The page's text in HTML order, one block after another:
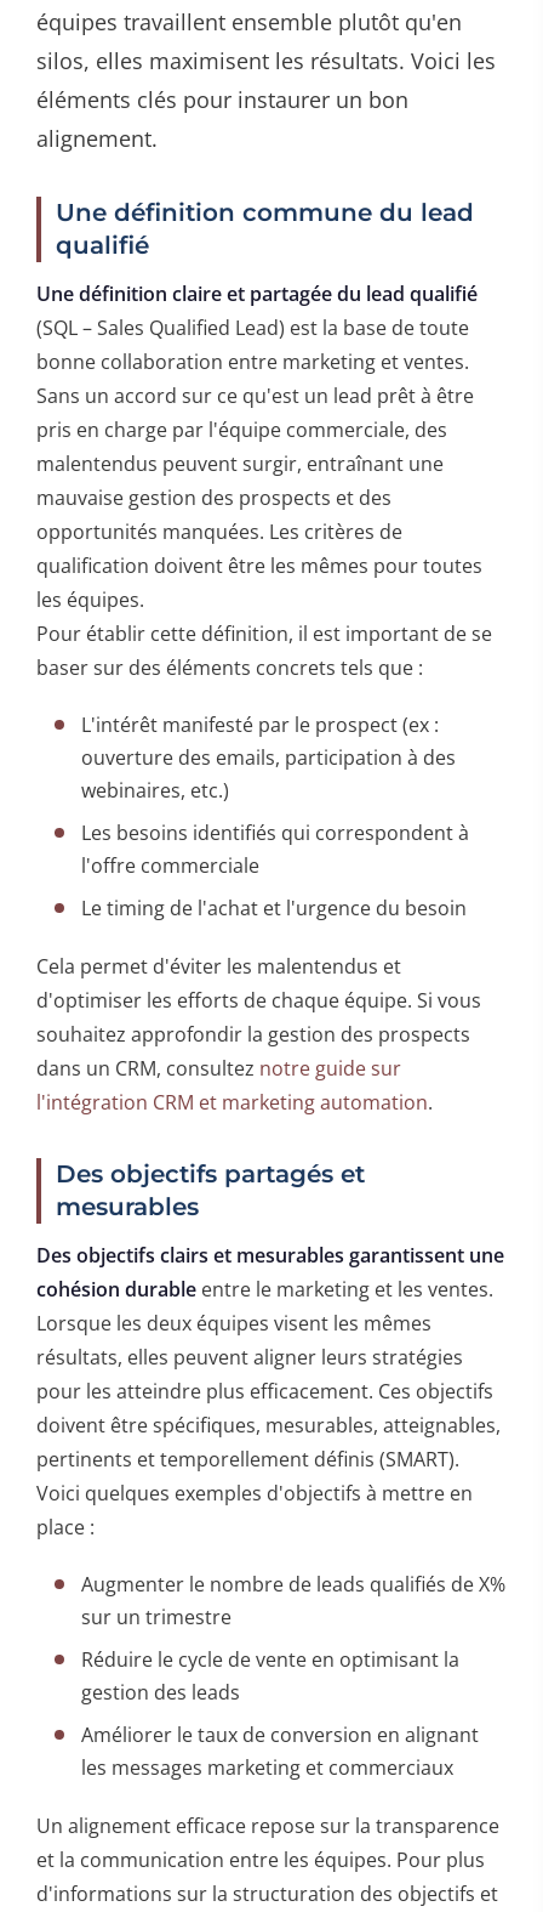
équipes travaillent ensemble plutôt qu'en
silos, elles maximisent les résultats. Voici les
éléments clés pour instaurer un bon
alignement.
Une définition commune du lead
qualifié
Une définition claire et partagée du lead qualifié
(SQL – Sales Qualified Lead) est la base de toute
bonne collaboration entre marketing et ventes.
Sans un accord sur ce qu'est un lead prêt à être
pris en charge par l'équipe commerciale, des
malentendus peuvent surgir, entraînant une
mauvaise gestion des prospects et des
opportunités manquées. Les critères de
qualification doivent être les mêmes pour toutes
les équipes.
Pour établir cette définition, il est important de se
baser sur des éléments concrets tels que :
L'intérêt manifesté par le prospect (ex :
ouverture des emails, participation à des
webinaires, etc.)
Les besoins identifiés qui correspondent à
l'offre commerciale
Le timing de l'achat et l'urgence du besoin
Cela permet d'éviter les malentendus et
d'optimiser les efforts de chaque équipe. Si vous
souhaitez approfondir la gestion des prospects
dans un CRM, consultez notre guide sur
l'intégration CRM et marketing automation.
Des objectifs partagés et
mesurables
Des objectifs clairs et mesurables garantissent une
cohésion durable entre le marketing et les ventes.
Lorsque les deux équipes visent les mêmes
résultats, elles peuvent aligner leurs stratégies
pour les atteindre plus efficacement. Ces objectifs
doivent être spécifiques, mesurables, atteignables,
pertinents et temporellement définis (SMART).
Voici quelques exemples d'objectifs à mettre en
place :
Augmenter le nombre de leads qualifiés de X%
sur un trimestre
Réduire le cycle de vente en optimisant la
gestion des leads
Améliorer le taux de conversion en alignant
les messages marketing et commerciaux
Un alignement efficace repose sur la transparence
et la communication entre les équipes. Pour plus
d'informations sur la structuration des objectifs et